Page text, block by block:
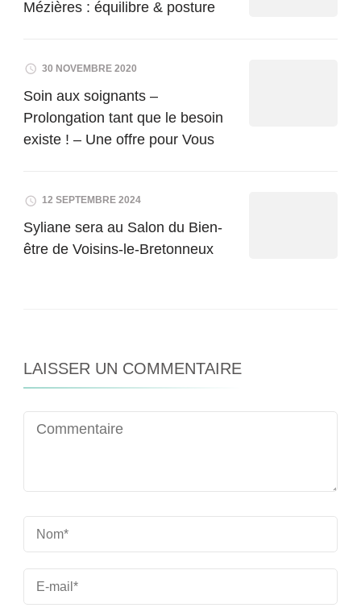
Mézières : équilibre & posture
30 NOVEMBRE 2020
Soin aux soignants –
Prolongation tant que le besoin
existe ! – Une offre pour Vous
12 SEPTEMBRE 2024
Syliane sera au Salon du Bien-
être de Voisins-le-Bretonneux
LAISSER UN COMMENTAIRE